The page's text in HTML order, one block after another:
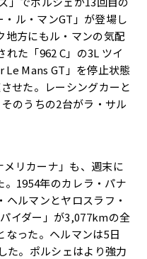
ル・マンGT」が登場し
地方にもル・マンの気配
た「962 C」の3L ツイ
Le Mans GT」を停止状態
せた。レーシングカーと
のうちの2台がラ・サル
メリカーナ」も、週末に
。1954年のカレラ・パナ
ヘルマンとヤロスラフ・
イダー」が3,077kmの全
なった。ヘルマンは5日
た。ポルシェはより強力